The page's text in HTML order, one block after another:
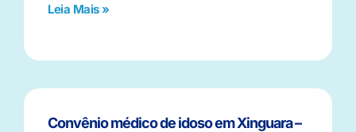
Leia Mais »
Convênio médico de idoso em Xinguara –